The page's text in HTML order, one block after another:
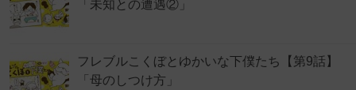
「未知との遭遇②」
フレブルこくぼとゆかいな下僕たち【第9話】
「母のしつけ方」